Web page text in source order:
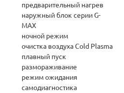
предварительный нагрев
наружный блок серии G-
MAX
ночной режим
очистка воздуха Cold Plasma
плавный пуск
размораживание
режим ожидания
самодиагностика